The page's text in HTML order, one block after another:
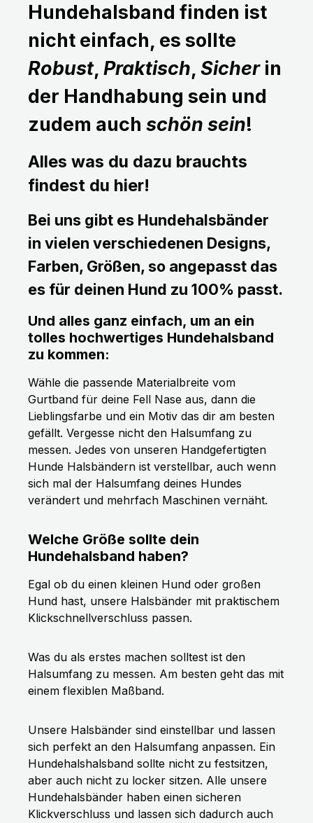
Hundehalsband finden ist
nicht einfach, es sollte
Robust, Praktisch, Sicherin
der Handhabung sein und
zudem auch schön sein!
Alles was du dazu brauchts
findest du hier!
Bei uns gibt es Hundehalsbänder
in vielen verschiedenen Designs,
Farben, Größen, so angepasst das
es für deinen Hund zu 100% passt.
Und alles ganz einfach, um an ein
tolles hochwertiges Hundehalsband
zu kommen:
Wähle die passende Materialbreite vom
Gurtband für deine Fell Nase aus, dann die
Lieblingsfarbe und ein Motiv das dir am besten
gefällt. Vergesse nicht den Halsumfang zu
messen. Jedes von unseren Handgefertigten
Hunde Halsbändern ist verstellbar, auch wenn
sich mal der Halsumfang deines Hundes
verändert und mehrfach Maschinen vernäht.
Welche Größe sollte dein
Hundehalsband haben?
Egal ob du einen kleinen Hund oder großen
Hund hast, unsere Halsbänder mit praktischem
Klickschnellverschluss passen.
Was du als erstes machen solltest ist den
Halsumfang zu messen. Am besten geht das mit
einem flexiblen Maßband.
Unsere Halsbänder sind einstellbar und lassen
sich perfekt an den Halsumfang anpassen. Ein
Hundehalshalsband sollte nicht zu festsitzen,
aber auch nicht zu locker sitzen. Alle unsere
Hundehalsbänder haben einen sicheren
Klickverschluss und lassen sich dadurch auch